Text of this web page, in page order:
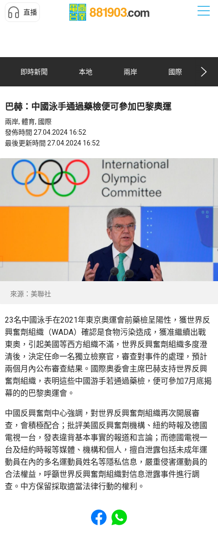
直播
即時新聞 本地 兩岸 國際
巴赫：中國泳手通過藥檢便可參加巴黎奧運
兩岸, 體育, 國際
發佈時間 27.04.2024 16:52
最後更新時間 27.04.2024 16:52
來源：美聯社
23名中國泳手在2021年東京奧運會前藥檢呈陽性，獲世界反
興奮劑組織（WADA）確認是食物污染造成，獲准繼續出戰
東奧，引起美國等西方組織不滿，世界反興奮劑組織多度澄
清後，決定任命一名獨立檢察官，審查對事件的處理，預計
兩個月內公布審查結果。國際奧委會主席巴赫支持世界反興
奮劑組織，表明這些中國游手若通過藥檢，便可參加7月底揭
幕的的巴黎奧運會。
中國反興奮劑中心強調，對世界反興奮劑組織再次開展審
查，會積極配合；批評美國反興奮劑機構、紐約時報及德國
電視一台，發表違背基本事實的報道和言論；而德國電視一
台及紐約時報等媒體、機構和個人，擅自泄露包括未成年運
動員在內的多名運動員姓名等隱私信息，嚴重侵害運動員的
合法權益，呼籲世界反興奮劑組織對信息泄露事件進行調
查。中方保留採取適當法律行動的權利。
Share to Facebook
Share to WhatsApp